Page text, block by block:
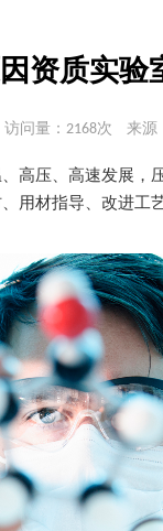
资质实验
访问量：2168次 来源
高压、高速发展
用材指导、改进工